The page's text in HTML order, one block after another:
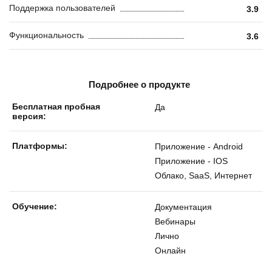
Поддержка пользователей 3.9
Функциональность 3.6
Подробнее о продукте
Бесплатная пробная
версия:
Да
Платформы:
Приложение - Android
Приложение - IOS
Облако, SaaS, Интернет
Обучение:
Документация
Вебинары
Лично
Онлайн